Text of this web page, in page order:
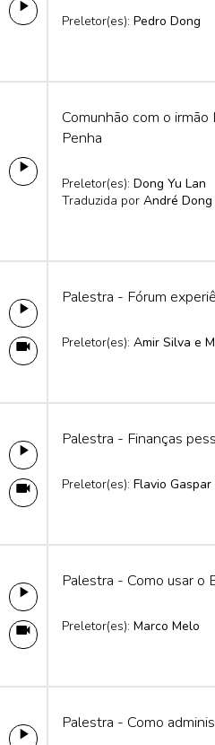
Preletor(es): Pedro Dong
Comunhão com o
Penha
Preletor(es): Dong Yu Lan
Traduzida por André Dong
Palestra - Fórum
Preletor(es): Amir Silva e
Palestra - Finanças
Preletor(es): Flavio Gaspar
Palestra - Como usar o
Preletor(es): Marco Melo
Palestra - Como